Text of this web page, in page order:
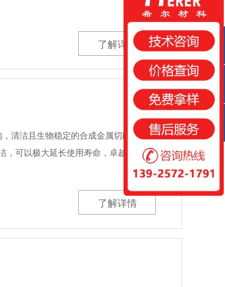
了解详情
清洁且生物稳定的合成金属切削液，
，可以极大延长使用寿命，卓越的润滑
了解详情
QQ咨询
咨询热线
扫一扫